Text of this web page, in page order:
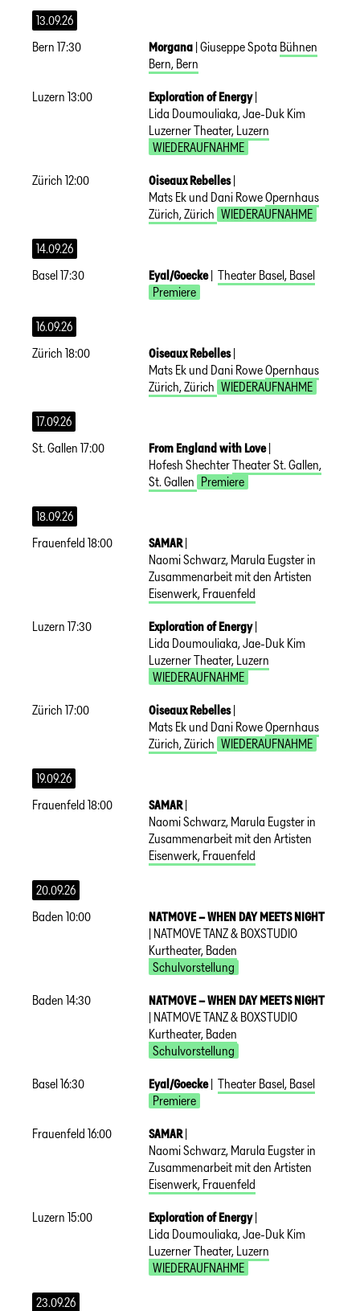
13.09.26
Bern 17:30 Morgana |Giuseppe Spota Bühnen
Bern, Bern
Luzern 13:00 Exploration of Energy |
Lida Doumouliaka, Jae-Duk Kim
Luzerner Theater, Luzern
WIEDERAUFNAHME
Zürich 12:00 Oiseaux Rebelles |
Mats Ek und Dani RoweOpernhaus
Zürich,Zürich WIEDERAUFNAHME
14.09.26
Basel17:30 Eyal/Goecke | Theater Basel, Basel
Premiere
16.09.26
Zürich 18:00 Oiseaux Rebelles |
Mats Ek und Dani RoweOpernhaus
Zürich,Zürich WIEDERAUFNAHME
17.09.26
St. Gallen 17:00 From England with Love |
Hofesh ShechterTheater St. Gallen,
St. Gallen Premiere
18.09.26
Frauenfeld 18:00 SAMAR |
Naomi Schwarz, Marula Eugster in
Zusammenarbeit mit den Artisten
Eisenwerk, Frauenfeld
Luzern 17:30 Exploration of Energy |
Lida Doumouliaka, Jae-Duk Kim
Luzerner Theater, Luzern
WIEDERAUFNAHME
Zürich 17:00 Oiseaux Rebelles |
Mats Ek und Dani RoweOpernhaus
Zürich,Zürich WIEDERAUFNAHME
19.09.26
Frauenfeld 18:00 SAMAR |
Naomi Schwarz, Marula Eugster in
Zusammenarbeit mit den Artisten
Eisenwerk, Frauenfeld
20.09.26
Baden 10:00
NATMOVE – WHEN DAY MEETS NIGHT
| NATMOVE TANZ & BOXSTUDIO
Kurtheater, Baden
Schulvorstellung
Baden 14:30
NATMOVE – WHEN DAY MEETS NIGHT
| NATMOVE TANZ & BOXSTUDIO
Kurtheater, Baden
Schulvorstellung
Basel16:30 Eyal/Goecke | Theater Basel, Basel
Premiere
Frauenfeld 16:00 SAMAR |
Naomi Schwarz, Marula Eugster in
Zusammenarbeit mit den Artisten
Eisenwerk, Frauenfeld
Luzern 15:00 Exploration of Energy |
Lida Doumouliaka, Jae-Duk Kim
Luzerner Theater, Luzern
WIEDERAUFNAHME
23.09.26